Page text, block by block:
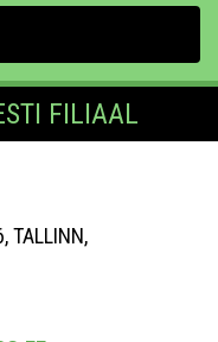
FILIAAL
TALLINN,